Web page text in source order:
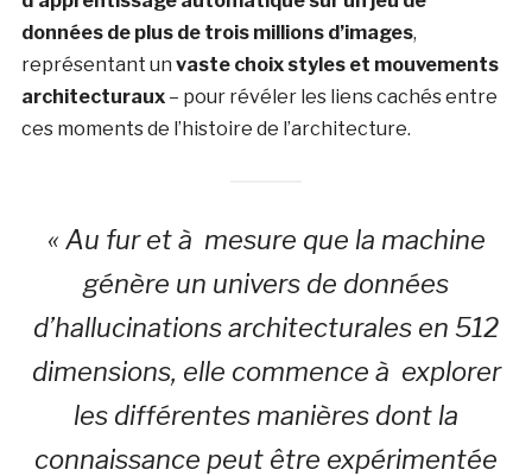
données de plus de trois millions d’images,
représentant un vaste choix styles et mouvements
architecturaux– pour révéler les liens cachés entre
ces moments de l’histoire de l’architecture.
« Au fur et à mesure que la machine
génère un univers de données
d’hallucinations architecturales en 512
dimensions, elle commence à explorer
les différentes manières dont la
connaissance peut être expérimentée